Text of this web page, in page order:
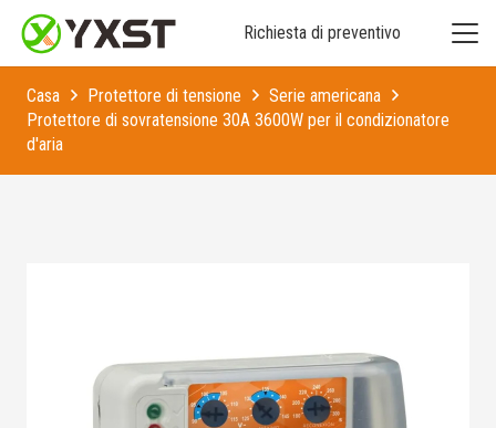
Richiesta di preventivo
Casa Protettore di tensione
Serie americana
Protettore di sovratensione 30A 3600W per il condizionatore
d'aria